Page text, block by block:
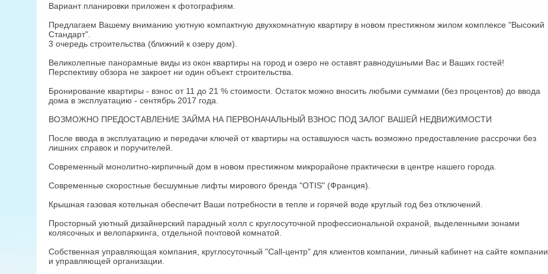
Вариант планировки приложен к фотографиям.
Предлагаем Вашему вниманию уютную компактную двухкомнатную квартиру в новом престижном жилом комплексе "Высокий
Стандарт".
3 очередь строительства (ближний к озеру дом).
Великолепные панорамные виды из окон квартиры на город и озеро не оставят равнодушными Вас и Ваших гостей!
Перспективу обзора не закроет ни один объект строительства.
Бронирование квартиры - взнос от 11 до 21 % стоимости. Остаток можно вносить любыми суммами (без процентов) до ввода
дома в эксплуатацию - сентябрь 2017 года.
ВОЗМОЖНО ПРЕДОСТАВЛЕНИЕ ЗАЙМА НА ПЕРВОНАЧАЛЬНЫЙ ВЗНОС ПОД ЗАЛОГ ВАШЕЙ НЕДВИЖИМОСТИ
После ввода в эксплуатацию и передачи ключей от квартиры на оставшуюся часть возможно предоставление рассрочки без
лишних справок и поручителей.
Современный монолитно-кирпичный дом в новом престижном микрорайоне практически в центре нашего города.
Современные скоростные бесшумные лифты мирового бренда "OTIS" (Франция).
Крышная газовая котельная обеспечит Ваши потребности в тепле и горячей воде круглый год без отключений.
Просторный уютный дизайнерский парадный холл с круглосуточной профессиональной охраной, выделенными зонами
колясочных и велопаркинга, отдельной почтовой комнатой.
Собственная управляющая компания, круглосуточный "Call-центр" для клиентов компании, личный кабинет на сайте компании
и управляющей организации.